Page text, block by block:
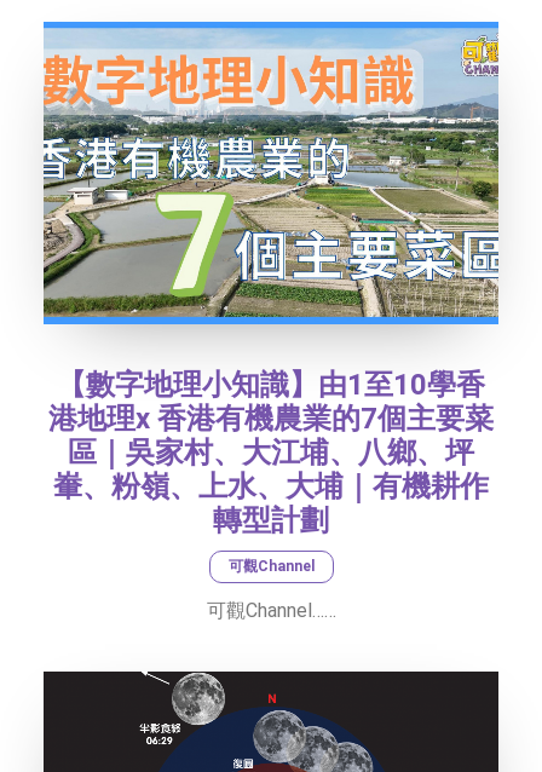
【數字地理小知識】由1至10學香
港地理x 香港有機農業的7個主要菜
區｜吳家村、大江埔、八鄉、坪
輋、粉嶺、上水、大埔｜有機耕作
轉型計劃
可觀Channel
可觀Channel……